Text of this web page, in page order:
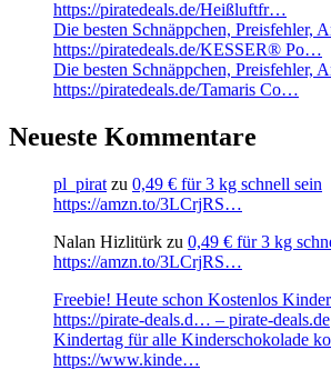
https://piratedeals.de/Heißluftfr…
Die besten Schnäppchen, Preisfehler,
https://piratedeals.de/KESSER® Po…
Die besten Schnäppchen, Preisfehler,
https://piratedeals.de/Tamaris Co…
Neueste Kommentare
pl_pirat zu 0,49 € für 3 kg schnell sein
https://amzn.to/3LCrjRS…
Nalan Hizlitürk zu 0,49 € für 3 kg
https://amzn.to/3LCrjRS…
Freebie! Heute schon Kostenlos
https://pirate-deals.d… – pirate-deals.de
Kindertag für alle Kinderschokolade
https://www.kinde…